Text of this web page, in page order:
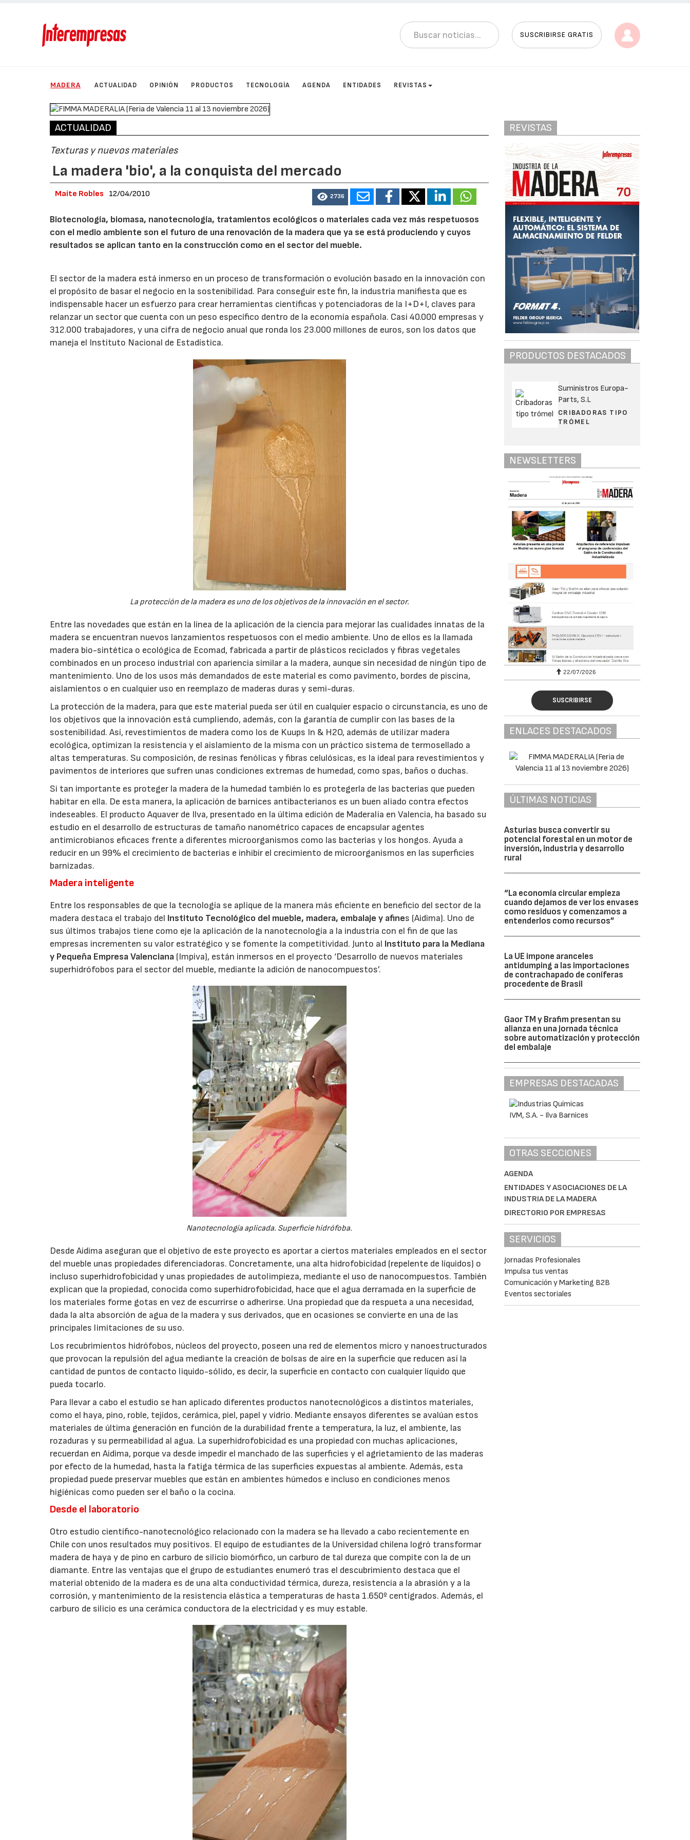
SUSCRIBIRSE GRATIS
MADERA ACTUALIDAD OPINIÓN PRODUCTOS TECNOLOGÍA AGENDA ENTIDADES REVISTAS
ACTUALIDAD
Texturas y nuevos materiales
La madera 'bio', a la conquista del mercado
Maite Robles 12/04/2010 2736
Biotecnología, biomasa, nanotecnología, tratamientos ecológicos o materiales cada vez más respetuosos
con el medio ambiente son el futuro de una renovación de la madera que ya se está produciendo y cuyos
resultados se aplican tanto en la construcción como en el sector del mueble.
El sector de la madera está inmerso en un proceso de transformación o evolución basado en la innovación con
el propósito de basar el negocio en la sostenibilidad. Para conseguir este fin, la industria manifiesta que es
indispensable hacer un esfuerzo para crear herramientas científicas y potenciadoras de la I+D+I, claves para
relanzar un sector que cuenta con un peso específico dentro de la economía española. Casi 40.000 empresas y
312.000 trabajadores, y una cifra de negocio anual que ronda los 23.000 millones de euros, son los datos que
maneja el Instituto Nacional de Estadística.
La protección de la madera es uno de los objetivos de la innovación en el sector.
Entre las novedades que están en la línea de la aplicación de la ciencia para mejorar las cualidades innatas de la
madera se encuentran nuevos lanzamientos respetuosos con el medio ambiente. Uno de ellos es la llamada
madera bio-sintética o ecológica de Ecomad, fabricada a partir de plásticos reciclados y fibras vegetales
combinados en un proceso industrial con apariencia similar a la madera, aunque sin necesidad de ningún tipo de
mantenimiento. Uno de los usos más demandados de este material es como pavimento, bordes de piscina,
aislamientos o en cualquier uso en reemplazo de maderas duras y semi-duras.
La protección de la madera, para que este material pueda ser útil en cualquier espacio o circunstancia, es uno de
los objetivos que la innovación está cumpliendo, además, con la garantía de cumplir con las bases de la
sostenibilidad. Así, revestimientos de madera como los de Kuups In & H2O, además de utilizar madera
ecológica, optimizan la resistencia y el aislamiento de la misma con un práctico sistema de termosellado a
altas temperaturas. Su composición, de resinas fenólicas y fibras celulósicas, es la ideal para revestimientos y
pavimentos de interiores que sufren unas condiciones extremas de humedad, como spas, baños o duchas.
Si tan importante es proteger la madera de la humedad también lo es protegerla de las bacterias que pueden
habitar en ella. De esta manera, la aplicación de barnices antibacterianos es un buen aliado contra efectos
indeseables. El producto Aquaver de Ilva, presentado en la última edición de Maderalia en Valencia, ha basado su
estudio en el desarrollo de estructuras de tamaño nanométrico capaces de encapsular agentes
antimicrobianos eficaces frente a diferentes microorganismos como las bacterias y los hongos. Ayuda a
reducir en un 99% el crecimiento de bacterias e inhibir el crecimiento de microorganismos en las superficies
barnizadas.
Madera inteligente
Entre los responsables de que la tecnología se aplique de la manera más eficiente en beneficio del sector de la
madera destaca el trabajo del Instituto Tecnológico del mueble, madera, embalaje y afines (Aidima). Uno de
sus últimos trabajos tiene como eje la aplicación de la nanotecnología a la industria con el fin de que las
empresas incrementen su valor estratégico y se fomente la competitividad. Junto al Instituto para la Mediana
y Pequeña Empresa Valenciana (Impiva), están inmersos en el proyecto ‘Desarrollo de nuevos materiales
superhidrófobos para el sector del mueble, mediante la adición de nanocompuestos’.
Nanotecnología aplicada. Superficie hidrófoba.
Desde Aidima aseguran que el objetivo de este proyecto es aportar a ciertos materiales empleados en el sector
del mueble unas propiedades diferenciadoras. Concretamente, una alta hidrofobicidad (repelente de líquidos) o
incluso superhidrofobicidad y unas propiedades de autolimpieza, mediante el uso de nanocompuestos. También
explican que la propiedad, conocida como superhidrofobicidad, hace que el agua derramada en la superficie de
los materiales forme gotas en vez de escurrirse o adherirse. Una propiedad que da respueta a una necesidad,
dada la alta absorción de agua de la madera y sus derivados, que en ocasiones se convierte en una de las
principales limitaciones de su uso.
Los recubrimientos hidrófobos, núcleos del proyecto, poseen una red de elementos micro y nanoestructurados
que provocan la repulsión del agua mediante la creación de bolsas de aire en la superficie que reducen así la
cantidad de puntos de contacto liquido-sólido, es decir, la superficie en contacto con cualquier líquido que
pueda tocarlo.
Para llevar a cabo el estudio se han aplicado diferentes productos nanotecnológicos a distintos materiales,
como el haya, pino, roble, tejidos, cerámica, piel, papel y vidrio. Mediante ensayos diferentes se avalúan estos
materiales de última generación en función de la durabilidad frente a temperatura, la luz, el ambiente, las
rozaduras y su permeabilidad al agua. La superhidrofobicidad es una propiedad con muchas aplicaciones,
recuerdan en Aidima, porque va desde impedir el manchado de las superficies y el agrietamiento de las maderas
por efecto de la humedad, hasta la fatiga térmica de las superficies expuestas al ambiente. Además, esta
propiedad puede preservar muebles que están en ambientes húmedos e incluso en condiciones menos
higiénicas como pueden ser el baño o la cocina.
Desde el laboratorio
Otro estudio científico-nanotecnológico relacionado con la madera se ha llevado a cabo recientemente en
Chile con unos resultados muy positivos. El equipo de estudiantes de la Universidad chilena logró transformar
madera de haya y de pino en carburo de silicio biomórfico, un carburo de tal dureza que compite con la de un
diamante. Entre las ventajas que el grupo de estudiantes enumeró tras el descubrimiento destaca que el
material obtenido de la madera es de una alta conductividad térmica, dureza, resistencia a la abrasión y a la
corrosión, y mantenimiento de la resistencia elástica a temperaturas de hasta 1.650º centígrados. Además, el
carburo de silicio es una cerámica conductora de la electricidad y es muy estable.
REVISTAS
PRODUCTOS DESTACADOS
Suministros Europa-
Parts, S.L
CRIBADORAS TIPO
TRÓMEL
NEWSLETTERS
22/07/2026 29/07/2026 22/07/2026
SUSCRIBIRSE
ENLACES DESTACADOS
ÚLTIMAS NOTICIAS
Asturias busca convertir su
potencial forestal en un motor de
inversión, industria y desarrollo
rural
“La economía circular empieza
cuando dejamos de ver los envases
como residuos y comenzamos a
entenderlos como recursos”
La UE impone aranceles
antidumping a las importaciones
de contrachapado de coníferas
procedente de Brasil
Gaor TM y Brafim presentan su
alianza en una jornada técnica
sobre automatización y protección
del embalaje
EMPRESAS DESTACADAS
OTRAS SECCIONES
AGENDA
ENTIDADES Y ASOCIACIONES DE LA
INDUSTRIA DE LA MADERA
DIRECTORIO POR EMPRESAS
SERVICIOS
Jornadas Profesionales
Impulsa tus ventas
Comunicación y Marketing B2B
Eventos sectoriales